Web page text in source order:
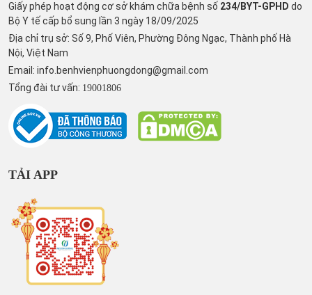
Giấy phép hoạt động cơ sở khám chữa bệnh số 234/BYT-GPHD do
Bộ Y tế cấp bổ sung lần 3 ngày 18/09/2025
Địa chỉ trụ sở: Số 9, Phố Viên, Phường Đông Ngạc, Thành phố Hà
Nội, Việt Nam
Email: info.benhvienphuongdong@gmail.com
Tổng đài tư vấn: 19001806
TẢI APP